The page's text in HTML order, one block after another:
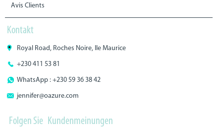
Avis Clients
Kontakt
Royal Road, Roches Noire, Ile Maurice
+230 411 53 81
WhatsApp : +230 59 36 38 42
jennifer@oazure.com
Folgen Sie Kundenmeinungen